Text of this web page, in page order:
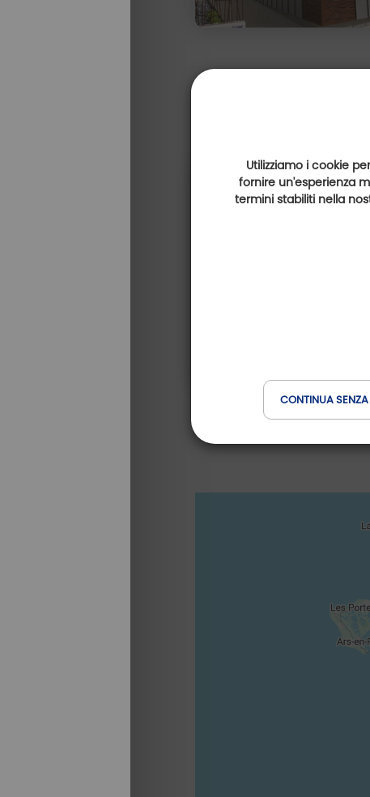
Utilizziamo i cookie
fornire un'esperienza
termini stabiliti nella
CONTINUA